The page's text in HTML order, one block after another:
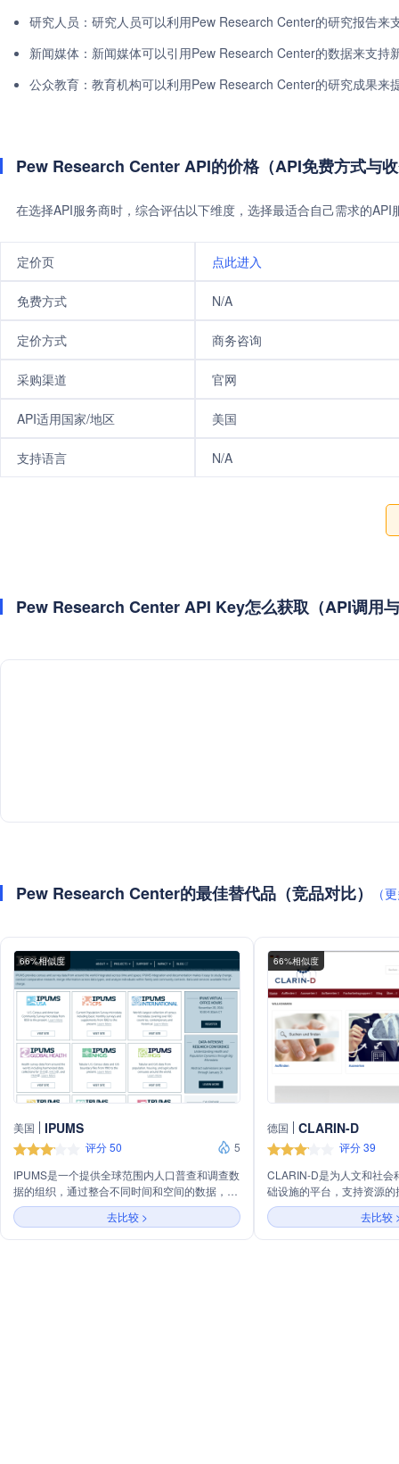
研究人员：研究人员可以利用Pew Research Center的研究报告来
新闻媒体：新闻媒体可以引用Pew Research Center的数据来支持
公众教育：教育机构可以利用Pew Research Center的研究成果来
Pew Research Center API的价格（API免费方式与
在选择API服务商时，综合评估以下维度，选择最适合自己需求的
定价页 点此进入
免费方式 N/A
定价方式 商务咨询
采购渠道 官网
API适用国家/地区 美国
支持语言 N/A
Pew Research Center API Key怎么获取（API调用
Pew Research Center的最佳替代品（竞品对比） （
66%相似度
美国 IPUMS
评分 50
5
IPUMS是一个提供全球范围内人口普查和调查数
据的组织，通过整合不同时间和空间的数据，便
于研究变化、进行比较研究、合并不同类型数据
以及在家庭和社区背景下分析个体。IPUMS提供
的数据和服务都是免费的。
去比较 >
66%相似度
德国 CLARIN-D
评分 39
CLARIN-D是为人文和社会
础设施的平台，支持资源
保存。它提供多种在线分
学材料，促进语言数据的
去比较